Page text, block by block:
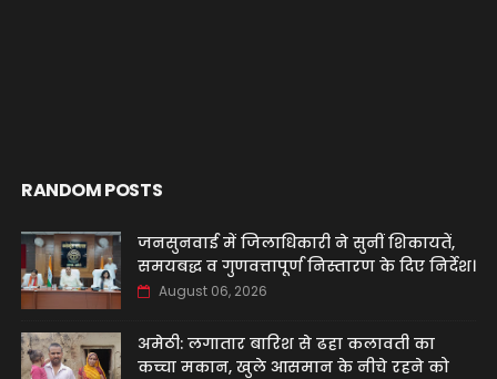
RANDOM POSTS
जनसुनवाई में जिलाधिकारी ने सुनीं शिकायतें,
समयबद्ध व गुणवत्तापूर्ण निस्तारण के दिए निर्देश।
August 06, 2026
अमेठी: लगातार बारिश से ढहा कलावती का
कच्चा मकान, खुले आसमान के नीचे रहने को